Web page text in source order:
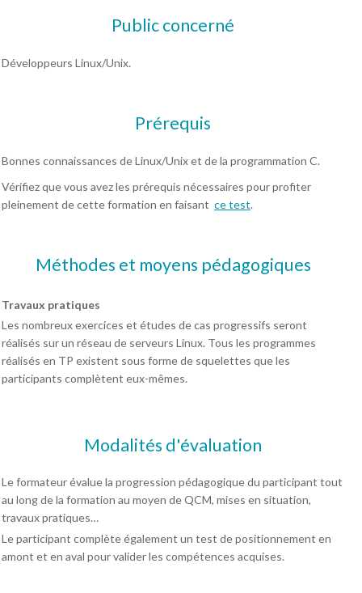
Public concerné
Développeurs Linux/Unix.
Prérequis
Bonnes connaissances de Linux/Unix et de la programmation C.
Vérifiez que vous avez les prérequis nécessaires pour profiter
pleinement de cette formation en faisant ce test.
Méthodes et moyens pédagogiques
Travaux pratiques
Les nombreux exercices et études de cas progressifs seront
réalisés sur un réseau de serveurs Linux. Tous les programmes
réalisés en TP existent sous forme de squelettes que les
participants complètent eux-mêmes.
Modalités d'évaluation
Le formateur évalue la progression pédagogique du participant tout
au long de la formation au moyen de QCM, mises en situation,
travaux pratiques…
Le participant complète également un test de positionnement en
amont et en aval pour valider les compétences acquises.